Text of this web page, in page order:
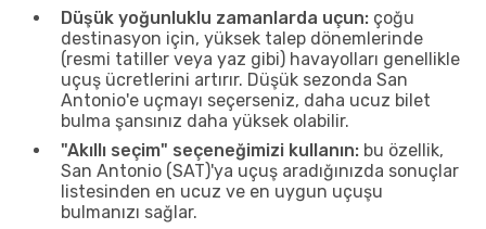
Düşük yoğunluklu zamanlarda uçun: çoğu
destinasyon için, yüksek talep dönemlerinde
(resmi tatiller veya yaz gibi) havayolları genellikle
uçuş ücretlerini artırır. Düşük sezonda San
Antonio'e uçmayı seçerseniz, daha ucuz bilet
bulma şansınız daha yüksek olabilir.
"Akıllı seçim" seçeneğimizi kullanın: bu özellik,
San Antonio (SAT)'ya uçuş aradığınızda sonuçlar
listesinden en ucuz ve en uygun uçuşu
bulmanızı sağlar.